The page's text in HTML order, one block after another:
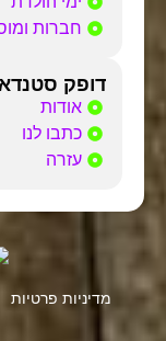
חברות
דופק
אודות
כתבו לנו
עזרה
מדיניות פרטיות